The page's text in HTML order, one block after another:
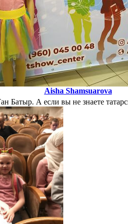
Aisha Shamsuarova
Батыр. А если вы не знаете